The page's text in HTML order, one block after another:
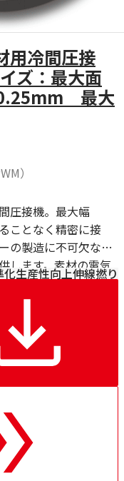
用冷間圧接
ズ：最大面
最大
）
圧接機。最大幅
ことなく精密に接
の製造に不可欠な、
します。素材の電気
合を可能にします。
化生産性向上伸線撚り